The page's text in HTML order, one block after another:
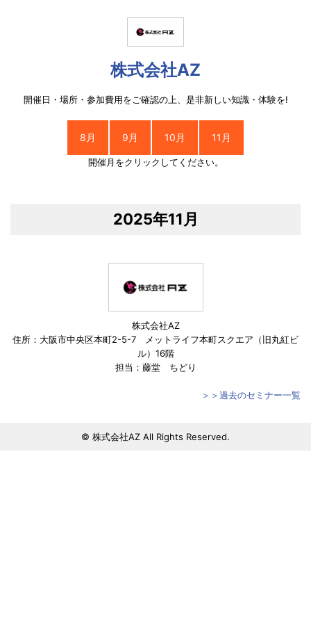
株式会社AZ
開催日・場所・参加費用をご確認の上、是非新しい知識・体験を!
8月 9月 10月 11月
開催月をクリックしてください。
2025年11月
株式会社AZ
住所：大阪市中央区本町2-5-7 メットライフ本町スクエア（旧丸紅ビ
ル）16階
担当：藤堂 ちどり
＞＞過去のセミナー一覧
© 株式会社AZ All Rights Reserved.